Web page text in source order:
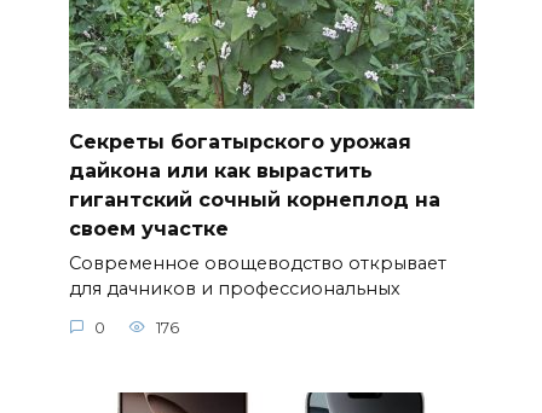
Секреты богатырского урожая
дайкона или как вырастить
гигантский сочный корнеплод на
своем участке
Современное овощеводство открывает
для дачников и профессиональных
0 176